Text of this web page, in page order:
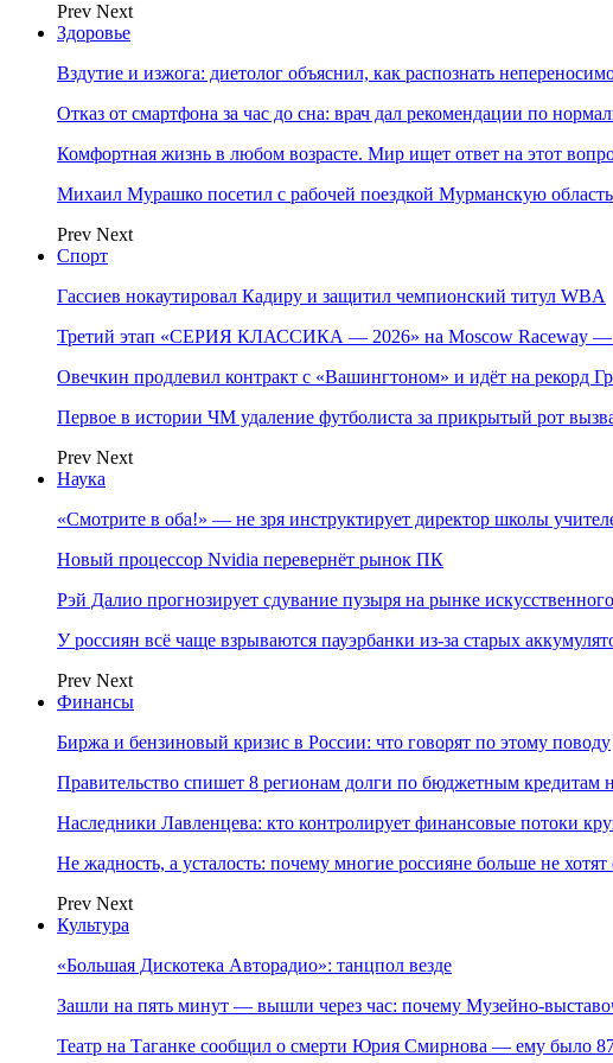
Prev Next
Здоровье
Вздутие и изжога: диетолог объяснил, как распознать
Отказ от смартфона за час до сна: врач дал рекомендации по
Комфортная жизнь в любом возрасте. Мир ищет ответ на этот
Михаил Мурашко посетил с рабочей поездкой Мурманскую область
Prev Next
Спорт
Гассиев нокаутировал Кадиру и защитил чемпионский титул WBA
Третий этап «СЕРИЯ КЛАССИКА — 2026» на Moscow Raceway —
Овечкин продлевил контракт с «Вашингтоном» и идёт на рекорд
Первое в истории ЧМ удаление футболиста за прикрытый рот
Prev Next
Наука
«Смотрите в оба!» — не зря инструктирует директор школы
Новый процессор Nvidia перевернёт рынок ПК
Рэй Далио прогнозирует сдувание пузыря на рынке
У россиян всё чаще взрываются пауэрбанки из-за старых
Prev Next
Финансы
Биржа и бензиновый кризис в России: что говорят по этому поводу
Правительство спишет 8 регионам долги по бюджетным кредитам
Наследники Лавленцева: кто контролирует финансовые потоки
Не жадность, а усталость: почему многие россияне больше не хотят
Prev Next
Культура
«Большая Дискотека Авторадио»: танцпол везде
Зашли на пять минут — вышли через час: почему Музейно-
Театр на Таганке сообщил о смерти Юрия Смирнова — ему было